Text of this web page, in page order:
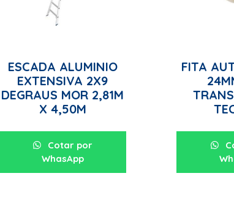
ESCADA ALUMINIO
EXTENSIVA 2X9
DEGRAUS MOR 2,81M
X 4,50M
Cotar por
WhasApp
FITA